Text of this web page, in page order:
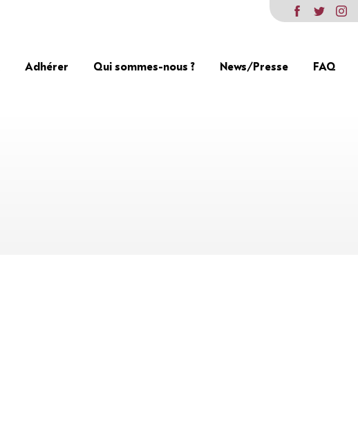
Adhérer Qui sommes-nous ? News/Presse FAQ